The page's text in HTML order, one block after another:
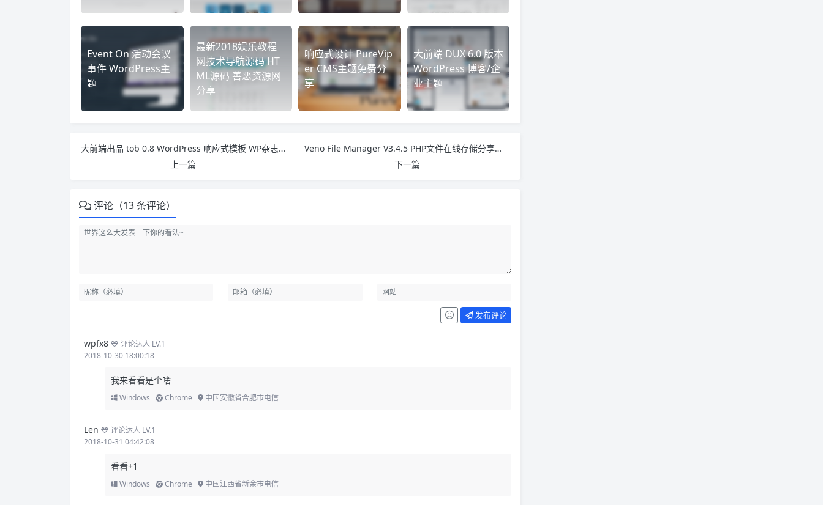
Event On 活动会议
事件 WordPress主
题
最新2018娱乐教程
网技术导航源码 HT
ML源码 善恶资源网
分享
响应式设计 PureVip
er CMS主题免费分
享
大前端 DUX 6.0 版本
WordPress 博客/企
业主题
大前端出品 tob 0.8 WordPress 响应式模板 WP杂志主题
上一篇
Veno File Manager V3.4.5 PHP文件在线存储分享源码 极简网盘源码
下一篇
评论（13 条评论）
发布评论
wpfx8
评论达人 LV.1
2018-10-30 18:00:18
我来看看是个啥
Windows Chrome 中国安徽省合肥市电信
Len
评论达人 LV.1
2018-10-31 04:42:08
看看+1
Windows Chrome 中国江西省新余市电信